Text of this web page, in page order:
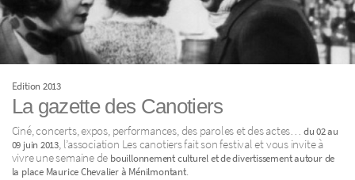
Edition 2013
La gazette des Canotiers
Ciné, concerts, expos, performances, des paroles et des actes… du 02 au
09 juin 2013, l’association Les canotiers fait son festival et vous invite à
vivre une semaine de bouillonnement culturel et de divertissement autour de
la place Maurice Chevalier à Ménilmontant.